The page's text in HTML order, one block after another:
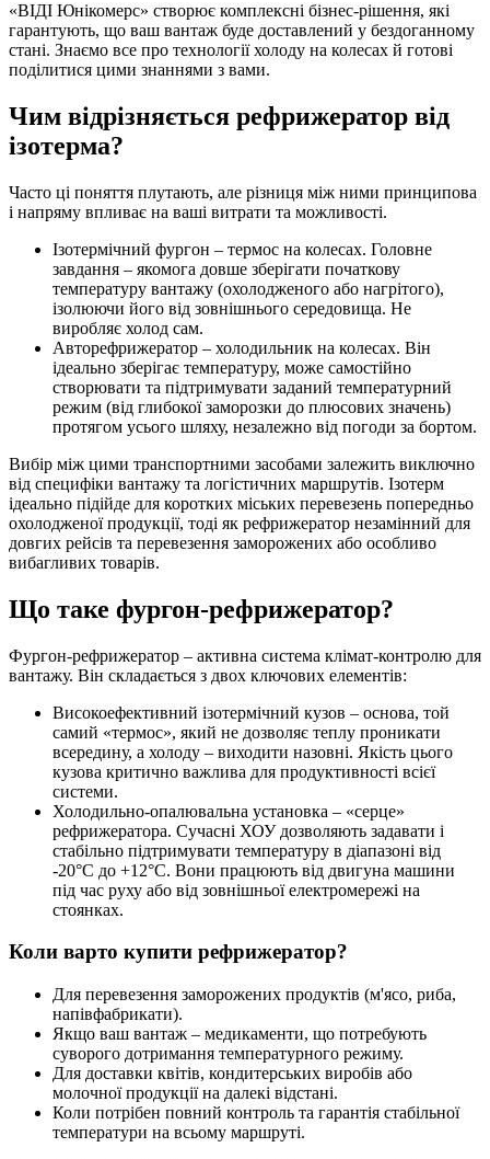
«ВІДІ Юнікомерс» створює комплексні бізнес-рішення, які
гарантують, що ваш вантаж буде доставлений у бездоганному
стані. Знаємо все про технології холоду на колесах й готові
поділитися цими знаннями з вами.
Чим відрізняється рефрижератор від
ізотерма?
Часто ці поняття плутають, але різниця між ними принципова
і напряму впливає на ваші витрати та можливості.
Ізотермічний фургон – термос на колесах. Головне
завдання – якомога довше зберігати початкову
температуру вантажу (охолодженого або нагрітого),
ізолюючи його від зовнішнього середовища. Не
виробляє холод сам.
Авторефрижератор – холодильник на колесах. Він
ідеально зберігає температуру, може самостійно
створювати та підтримувати заданий температурний
режим (від глибокої заморозки до плюсових значень)
протягом усього шляху, незалежно від погоди за бортом.
Вибір між цими транспортними засобами залежить виключно
від специфіки вантажу та логістичних маршрутів. Ізотерм
ідеально підійде для коротких міських перевезень попередньо
охолодженої продукції, тоді як рефрижератор незамінний для
довгих рейсів та перевезення заморожених або особливо
вибагливих товарів.
Що таке фургон-рефрижератор?
Фургон-рефрижератор – активна система клімат-контролю для
вантажу. Він складається з двох ключових елементів:
Високоефективний ізотермічний кузов – основа, той
самий «термос», який не дозволяє теплу проникати
всередину, а холоду – виходити назовні. Якість цього
кузова критично важлива для продуктивності всієї
системи.
Холодильно-опалювальна установка – «серце»
рефрижератора. Сучасні ХОУ дозволяють задавати і
стабільно підтримувати температуру в діапазоні від
-20°C до +12°C. Вони працюють від двигуна машини
під час руху або від зовнішньої електромережі на
стоянках.
Коли варто купити рефрижератор?
Для перевезення заморожених продуктів (м'ясо, риба,
напівфабрикати).
Якщо ваш вантаж – медикаменти, що потребують
суворого дотримання температурного режиму.
Для доставки квітів, кондитерських виробів або
молочної продукції на далекі відстані.
Коли потрібен повний контроль та гарантія стабільної
температури на всьому маршруті.